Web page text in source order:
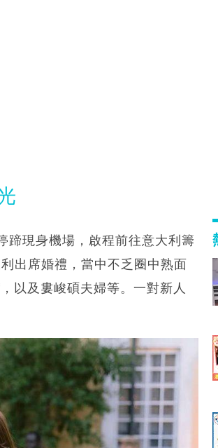
蹄現身機場，啟程前往意大利籌
出席婚禮，當中不乏圈中熟面
以及婁峻碩夫婦等。一對新人